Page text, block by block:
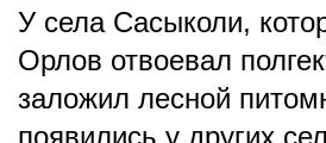
У села Сасыколи,
Орлов отвоевал
заложил лесной